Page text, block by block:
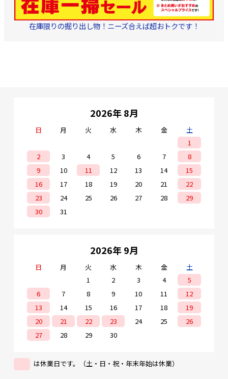
在庫限りの掘り出し物！ニーズ合えば超おトクです！
2026年 8月
日 月 火 水 木 金
土
1
2
3 4 5 6 7
8
9
10 11 12 13 14
15
16
17 18 19 20 21
22
23
24 25 26 27 28
29
30
31
2026年 9月
日 月 火 水 木 金
土
1
2 3 4
5
6
7 8 9 10 11
12
13
14 15 16 17 18
19
20
21 22 23 24 25
26
27
28 29 30
は休業日です。（土・日・祝・年末年始は休業）